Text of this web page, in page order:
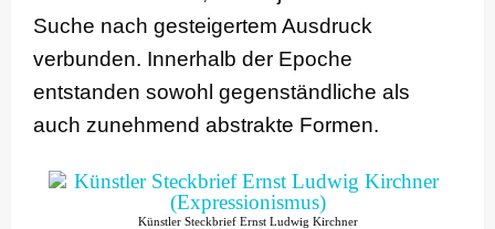
Suche nach gesteigertem Ausdruck
verbunden. Innerhalb der Epoche
entstanden sowohl gegenständliche als
auch zunehmend abstrakte Formen.
Künstler Steckbrief Ernst Ludwig Kirchner